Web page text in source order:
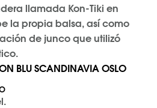
llamada Kon-Tiki en
la propia balsa, así como
de junco que utilizó
BLU SCANDINAVIA OSLO